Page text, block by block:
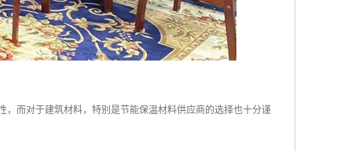
而对于建筑材料，特别是节能保温材料供应商的选择也十分谨